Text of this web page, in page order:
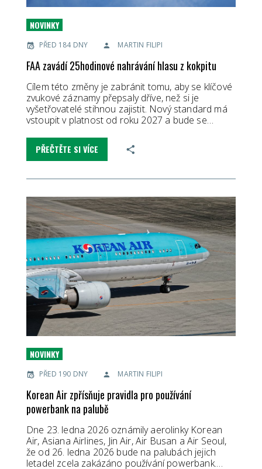
NOVINKY
PŘED 184 DNY MARTIN FILIPI
FAA zavádí 25hodinové nahrávání hlasu z kokpitu
Cílem této změny je zabránit tomu, aby se klíčové
zvukové záznamy přepsaly dříve, než si je
vyšetřovatelé stihnou zajistit. Nový standard má
vstoupit v platnost od roku 2027 a bude se…
PŘEČTĚTE SI VÍCE
NOVINKY
PŘED 190 DNY MARTIN FILIPI
Korean Air zpřísňuje pravidla pro používání
powerbank na palubě
Dne 23. ledna 2026 oznámily aerolinky Korean
Air, Asiana Airlines, Jin Air, Air Busan a Air Seoul,
že od 26. ledna 2026 bude na palubách jejich
letadel zcela zakázáno používání powerbank.…